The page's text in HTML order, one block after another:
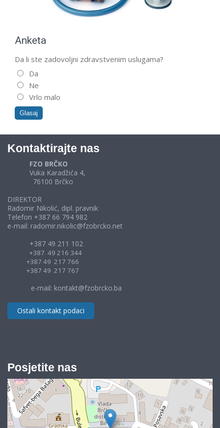
Anketa
Da li ste zadovoljni zdravstvenim uslugama?
Da
Ne
Vrlo malo
Kontaktirajte nas
FZO BRČKO
Vuka Karadžića 4,
76100 Brčko
DIREKTOR
Radomir Nikolić, dipl. pravnik
Telefon +387 66 794 982
e-mail: radomir.nikolic@fzobrcko.net
+387 49 211 102
+387 49 216 344
+387 49 217 766
+387 49 217 767
e-mail: kontakt@fzobrcko.ba
Ostali kontakt podaci
Posjetite nas